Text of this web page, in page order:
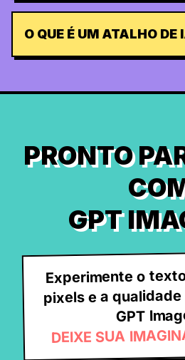
O QUE É UM ATALHO DE
PRONTO
GPT
Experimente o
pixels e a
GPT
DEIXE SUA